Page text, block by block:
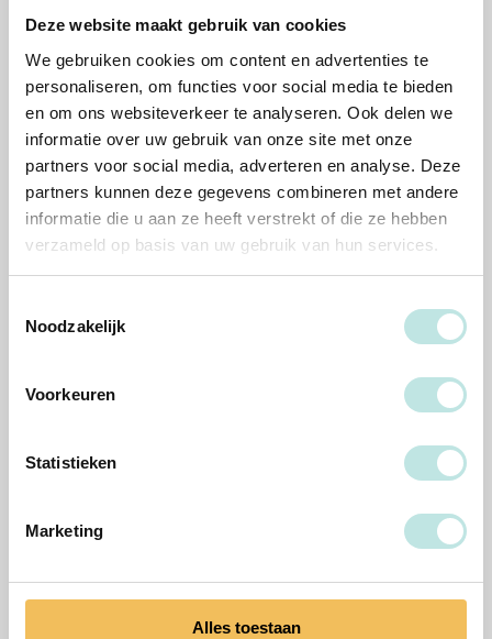
Deze website maakt gebruik van cookies
We gebruiken cookies om content en advertenties te
personaliseren, om functies voor social media te bieden
en om ons websiteverkeer te analyseren. Ook delen we
informatie over uw gebruik van onze site met onze
partners voor social media, adverteren en analyse. Deze
partners kunnen deze gegevens combineren met andere
informatie die u aan ze heeft verstrekt of die ze hebben
verzameld op basis van uw gebruik van hun services.
Noodzakelijk
Voorkeuren
Statistieken
Marketing
Alles toestaan
Het team
Docenten, trainers en teamleden staan voor je klaar.
Beatrijs Brand Gwenda den Ouden
Opleidingsmanager
Renske Roumen
Opleidingsmanager